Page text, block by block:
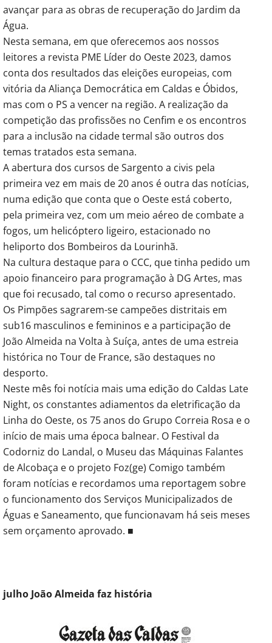
avançar para as obras de recuperação do Jardim da
Água.
Nesta semana, em que oferecemos aos nossos
leitores a revista PME Líder do Oeste 2023, damos
conta dos resultados das eleições europeias, com
vitória da Aliança Democrática em Caldas e Óbidos,
mas com o PS a vencer na região. A realização da
competição das profissões no Cenfim e os encontros
para a inclusão na cidade termal são outros dos
temas tratados esta semana.
A abertura dos cursos de Sargento a civis pela
primeira vez em mais de 20 anos é outra das notícias,
numa edição que conta que o Oeste está coberto,
pela primeira vez, com um meio aéreo de combate a
fogos, um helicóptero ligeiro, estacionado no
heliporto dos Bombeiros da Lourinhã.
Na cultura destaque para o CCC, que tinha pedido um
apoio financeiro para programação à DG Artes, mas
que foi recusado, tal como o recurso apresentado.
Os Pimpões sagrarem-se campeões distritais em
sub16 masculinos e femininos e a participação de
João Almeida na Volta à Suíça, antes de uma estreia
histórica no Tour de France, são destaques no
desporto.
Neste mês foi notícia mais uma edição do Caldas Late
Night, os constantes adiamentos da eletrificação da
Linha do Oeste, os 75 anos do Grupo Correia Rosa e o
início de mais uma época balnear. O Festival da
Codorniz do Landal, o Museu das Máquinas Falantes
de Alcobaça e o projeto Foz(ge) Comigo também
foram notícias e recordamos uma reportagem sobre
o funcionamento dos Serviços Municipalizados de
Águas e Saneamento, que funcionavam há seis meses
sem orçamento aprovado. ■
julho João Almeida faz história